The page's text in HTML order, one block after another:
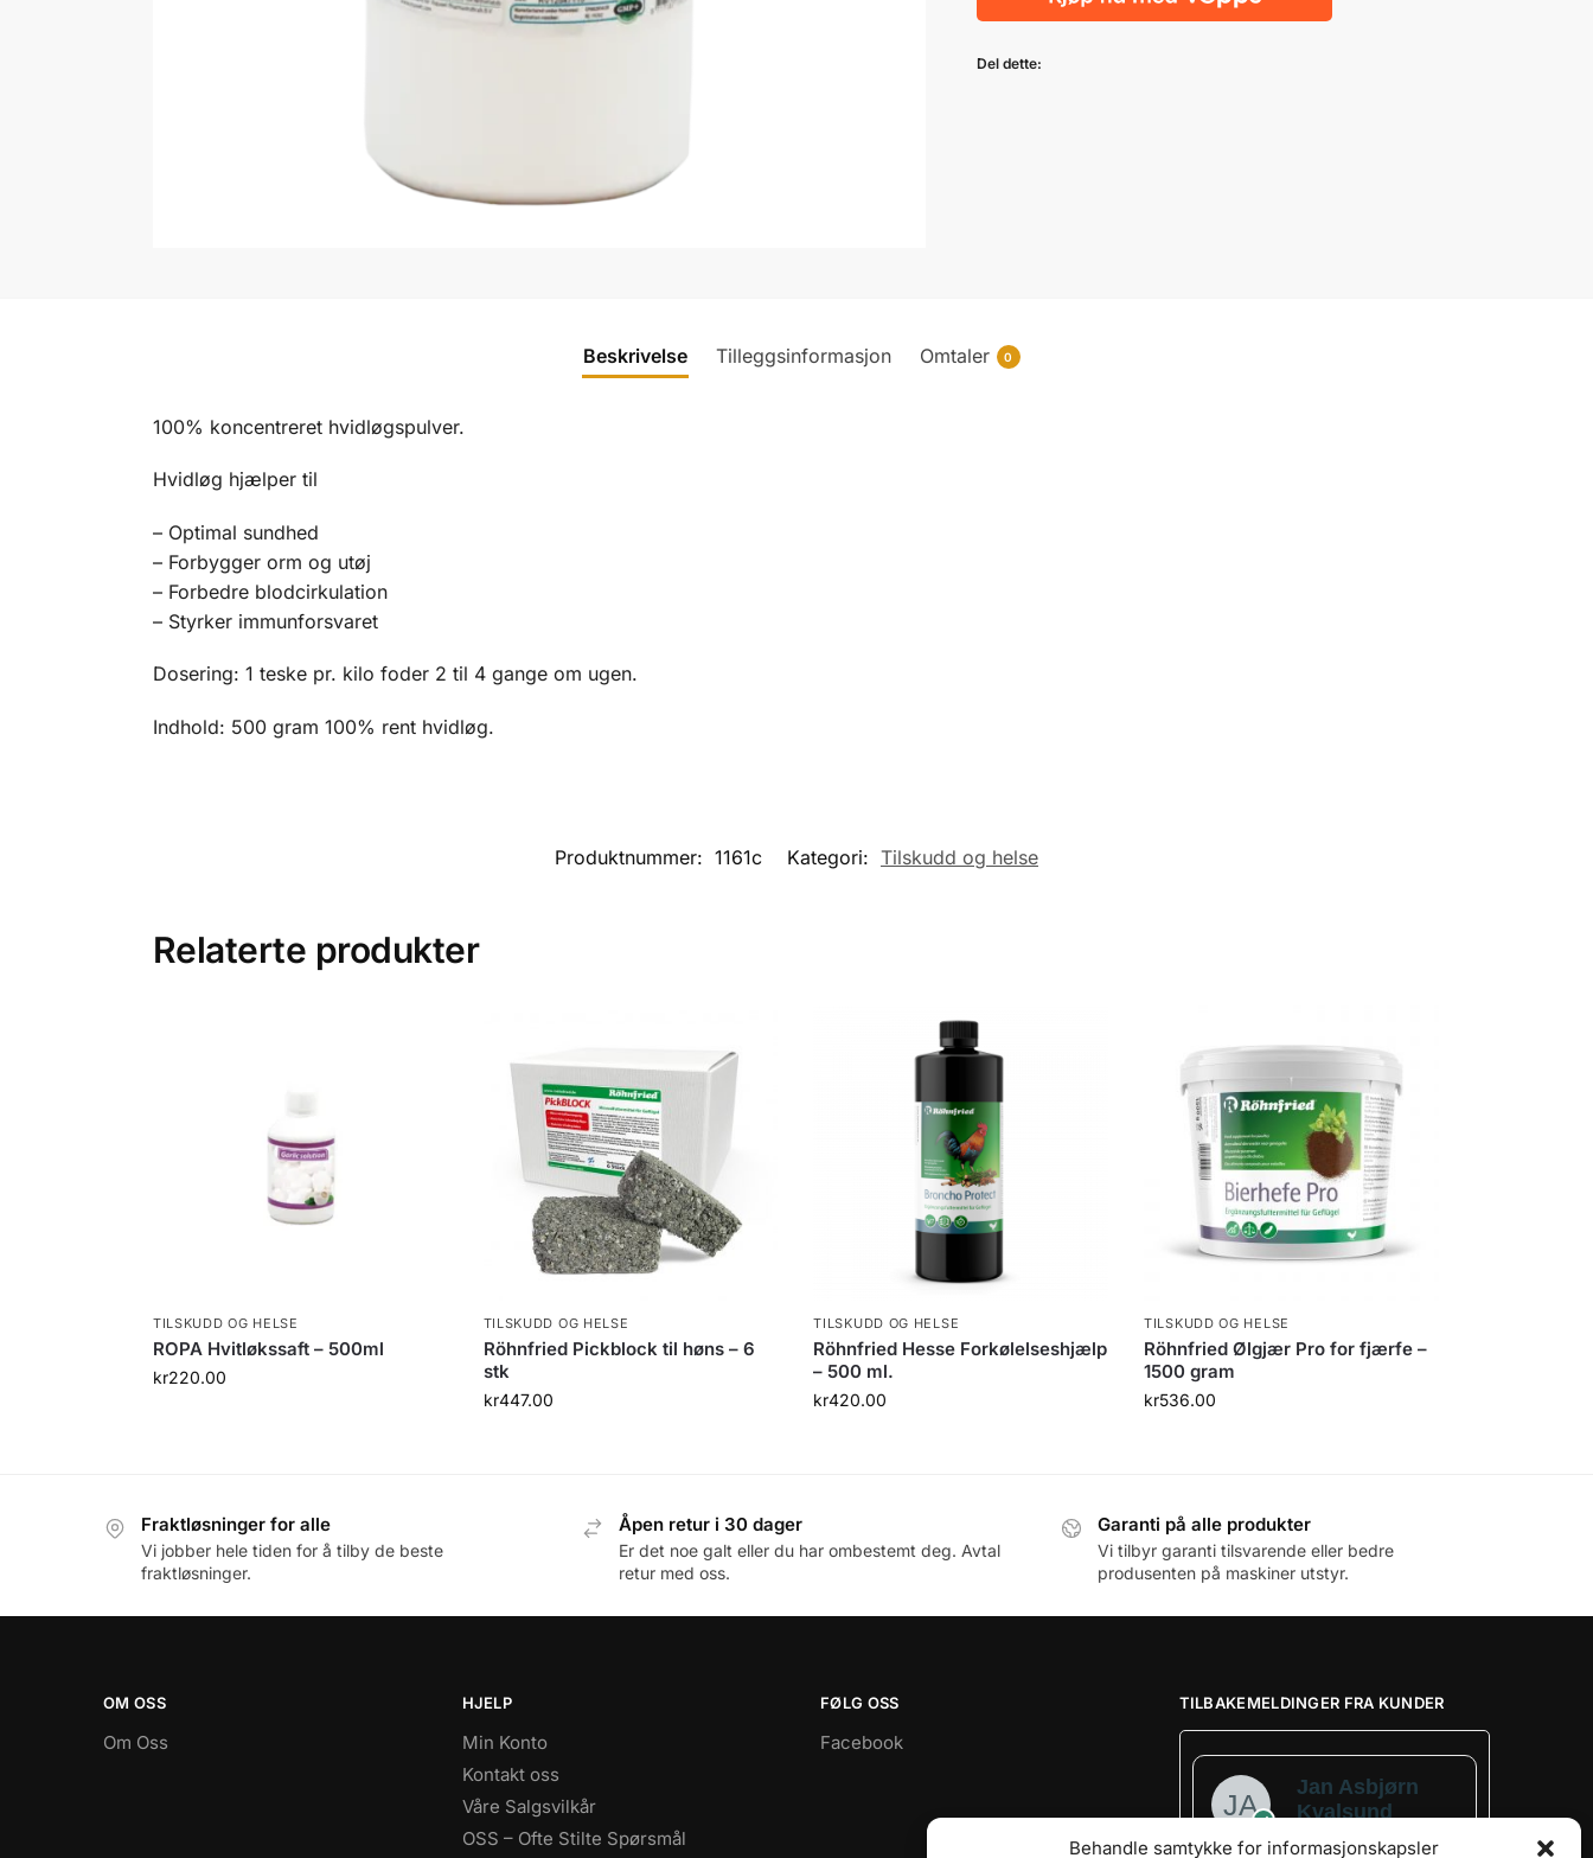
Behandle samtykke for informasjonskapsler
Del dette:
Beskrivelse Tilleggsinformasjon Omtaler 0
100% koncentreret hvidløgspulver.
Hvidløg hjælper til
– Optimal sundhed
– Forbygger orm og utøj
– Forbedre blodcirkulation
– Styrker immunforsvaret
Dosering: 1 teske pr. kilo foder 2 til 4 gange om ugen.
Indhold: 500 gram 100% rent hvidløg.
Produktnummer: 1161c Kategori: Tilskudd og helse
Relaterte produkter
TILSKUDD OG HELSE
ROPA Hvitløkssaft – 500ml
kr220.00
TILSKUDD OG HELSE
Röhnfried Pickblock til høns – 6
stk
kr447.00
TILSKUDD OG HELSE
Röhnfried Hesse Forkølelseshjælp
– 500 ml.
kr420.00
TILSKUDD OG HELSE
Röhnfried Ølgjær Pro for fjærfe –
1500 gram
kr536.00
Fraktløsninger for alle
Vi jobber hele tiden for å tilby de beste
fraktløsninger.
Åpen retur i 30 dager
Er det noe galt eller du har ombestemt deg. Avtal
retur med oss.
Garanti på alle produkter
Vi tilbyr garanti tilsvarende eller bedre
produsenten på maskiner utstyr.
OM OSS
Om Oss
HJELP
Min Konto
Kontakt oss
Våre Salgsvilkår
OSS – Ofte Stilte Spørsmål
FØLG OSS
Facebook
TILBAKEMELDINGER FRA KUNDER
Jan Asbjørn
Kvalsund